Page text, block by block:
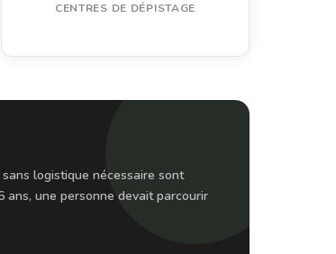
CENTRES DE DÉPISTAGE
logistique nécessaire sont
une personne devait parcourir